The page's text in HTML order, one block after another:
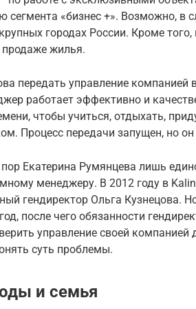
сегмента «бизнес +». Возможно,
городах России. Кроме
жилья.
передать управление
работает эффективно и
чтобы учиться, отдыхать,
Процесс передачи запущен, но
Екатерина Румянцева лишь
менеджеру. В 2012 году в
гендиректор Ольга Кузнецова.
после чего обязанности
управление своей компанией
суть проблемы.
и семья